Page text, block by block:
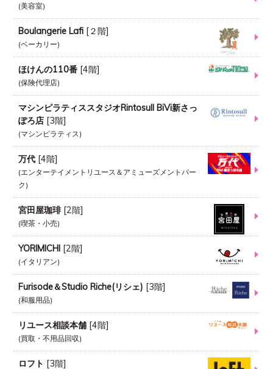
美容室
Boulangerie Lafi [２階]
ベーカリー
ほけんの110番 [4階]
保険代理店
マシンピラティススタジオRintosull BiVi新さっ
ぽろ店 [3階]
マシンピラティス
万代 [4階]
エンターテイメントリユース＆アミューズメントパー
ク
宮田屋珈琲 [2階]
喫茶・小売
YORIMICHI [2階]
イタリアン
Furisode＆Studio Riche(リシェ) [3階]
和服用品
リユース相談本舗 [4階]
買取・不用品回収
ロフト [3階]